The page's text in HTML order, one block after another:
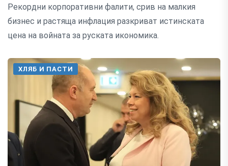
Рекордни корпоративни фалити, срив на малкия
бизнес и растяща инфлация разкриват истинската
цена на войната за руската икономика.
ХЛЯБ И ПАСТИ